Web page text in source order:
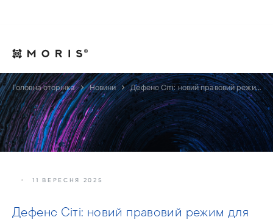
Головна сторінка Новини Дефенс Сіті: новий правовий режим для розвитку оборонної промисловості України
11 ВЕРЕСНЯ 2025
Дефенс Сіті: новий правовий режим для